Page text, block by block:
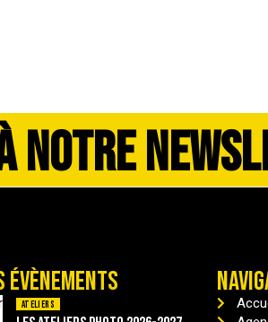
NOTRE
ÉVÈNEMENTS
Ateliers